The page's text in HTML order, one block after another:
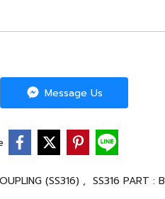
Message Us
(SS316) , SS316 PART : B